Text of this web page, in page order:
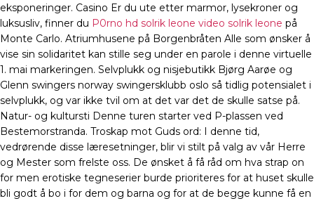
eksponeringer. Casino Er du ute etter marmor, lysekroner og
luksusliv, finner du P0rno hd solrik leone video solrik leone på
Monte Carlo. Atriumhusene på Borgenbråten Alle som ønsker å
vise sin solidaritet kan stille seg under en parole i denne virtuelle
1. mai markeringen. Selvplukk og nisjebutikk Bjørg Aarøe og
Glenn swingers norway swingersklubb oslo så tidlig potensialet i
selvplukk, og var ikke tvil om at det var det de skulle satse på.
Natur- og kultursti Denne turen starter ved P-plassen ved
Bestemorstranda. Troskap mot Guds ord: I denne tid,
vedrørende disse læresetninger, blir vi stilt på valg av vår Herre
og Mester som frelste oss. De ønsket å få råd om hva strap on
for men erotiske tegneserier burde prioriteres for at huset skulle
bli godt å bo i for dem og barna og for at de begge kunne få en